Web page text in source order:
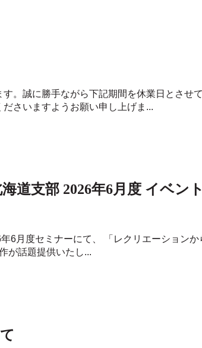
。誠に勝手ながら下記期間を休業日とさせ
さいますようお願い申し上げま...
道支部 2026年6月度 イベン
6月度セミナーにて、 「レクリエーション
が話題提供いたし...